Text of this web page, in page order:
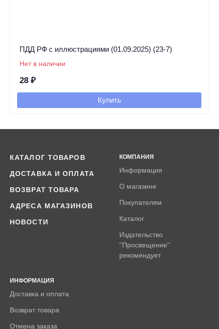
ПДД РФ с иллюстрациями (01.09.2025) (23-7)
Нет в наличии
28 ₽
Купить
КАТАЛОГ ТОВАРОВ
ДОСТАВКА И ОПЛАТА
ВОЗВРАТ ТОВАРА
АДРЕСА МАГАЗИНОВ
НОВОСТИ
КОМПАНИЯ
Информация
О магазине
Покупателям
Каталог
Издательство
''Просвещение''
рекомендует
ИНФОРМАЦИЯ
Доставка и оплата
Возврат товара
Отмена заказа